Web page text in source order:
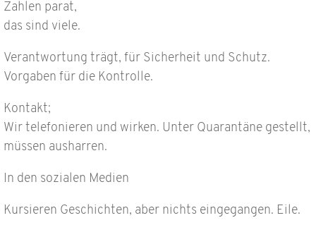
Zahlen parat,
das sind viele.
Verantwortung trägt, für Sicherheit und Schutz.
Vorgaben für die Kontrolle.
Kontakt;
Wir telefonieren und wirken. Unter Quarantäne gestellt,
müssen ausharren.
In den sozialen Medien
Kursieren Geschichten, aber nichts eingegangen. Eile.